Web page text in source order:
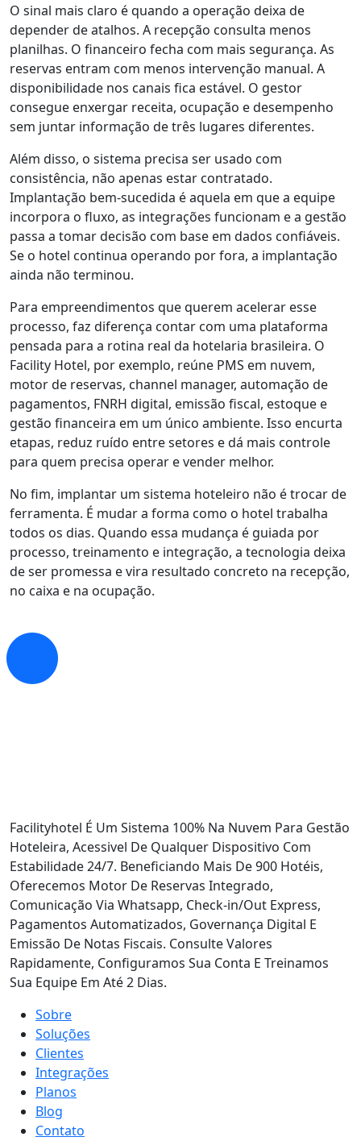
O sinal mais claro é quando a operação deixa de
depender de atalhos. A recepção consulta menos
planilhas. O financeiro fecha com mais segurança. As
reservas entram com menos intervenção manual. A
disponibilidade nos canais fica estável. O gestor
consegue enxergar receita, ocupação e desempenho
sem juntar informação de três lugares diferentes.
Além disso, o sistema precisa ser usado com
consistência, não apenas estar contratado.
Implantação bem-sucedida é aquela em que a equipe
incorpora o fluxo, as integrações funcionam e a gestão
passa a tomar decisão com base em dados confiáveis.
Se o hotel continua operando por fora, a implantação
ainda não terminou.
Para empreendimentos que querem acelerar esse
processo, faz diferença contar com uma plataforma
pensada para a rotina real da hotelaria brasileira. O
Facility Hotel, por exemplo, reúne PMS em nuvem,
motor de reservas, channel manager, automação de
pagamentos, FNRH digital, emissão fiscal, estoque e
gestão financeira em um único ambiente. Isso encurta
etapas, reduz ruído entre setores e dá mais controle
para quem precisa operar e vender melhor.
No fim, implantar um sistema hoteleiro não é trocar de
ferramenta. É mudar a forma como o hotel trabalha
todos os dias. Quando essa mudança é guiada por
processo, treinamento e integração, a tecnologia deixa
de ser promessa e vira resultado concreto na recepção,
no caixa e na ocupação.
Facilityhotel É Um Sistema 100% Na Nuvem Para Gestão
Hoteleira, Acessivel De Qualquer Dispositivo Com
Estabilidade 24/7. Beneficiando Mais De 900 Hotéis,
Oferecemos Motor De Reservas Integrado,
Comunicação Via Whatsapp, Check-in/Out Express,
Pagamentos Automatizados, Governança Digital E
Emissão De Notas Fiscais. Consulte Valores
Rapidamente, Configuramos Sua Conta E Treinamos
Sua Equipe Em Até 2 Dias.
Sobre
Soluções
Clientes
Integrações
Planos
Blog
Contato